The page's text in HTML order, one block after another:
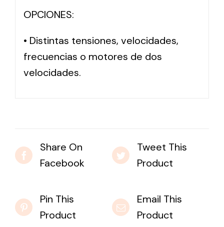
OPCIONES:
• Distintas tensiones, velocidades,
frecuencias o motores de dos
velocidades.
Share On
Facebook
Tweet This
Product
Pin This
Product
Email This
Product